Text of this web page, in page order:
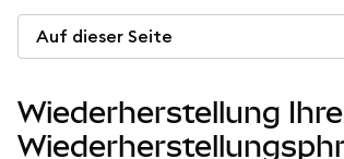
Krypto verwalten
Mehr web3
Auf dieser Seite
Wiederherstellung